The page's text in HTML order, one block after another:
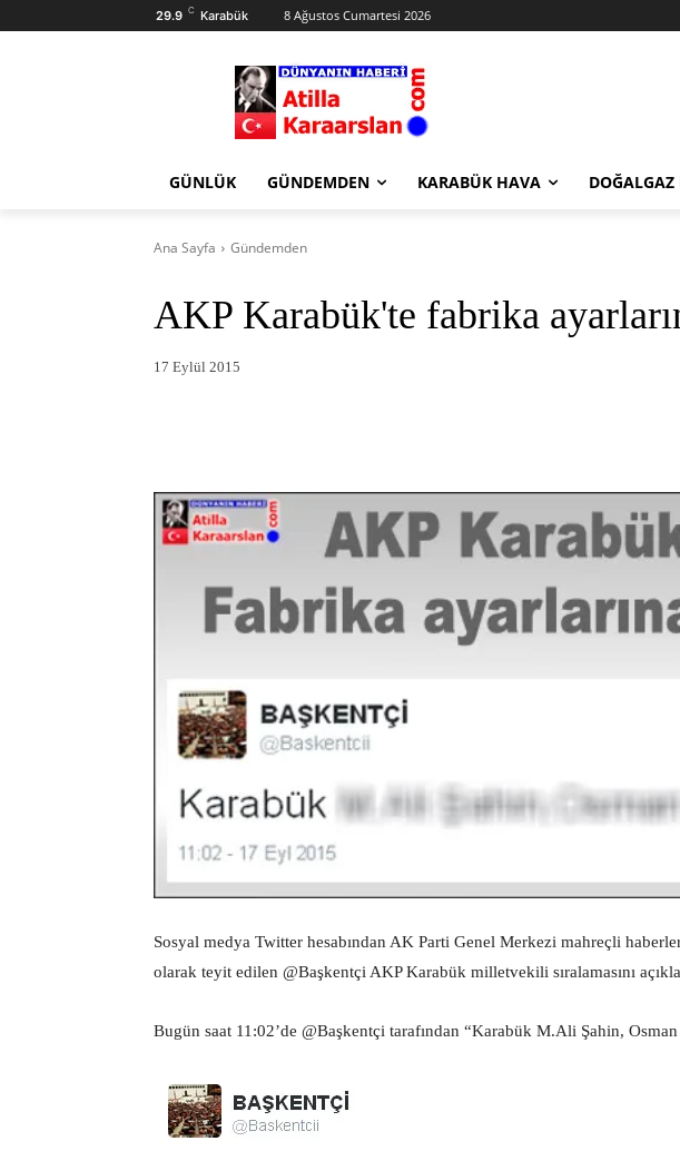
29.9 C Karabük 8 Ağustos Cumartesi 2026
GÜNLÜK GÜNDEMDEN KARABÜK HAVA
Ana Sayfa Gündemden
AKP Karabük'te fabrika
17 Eylül 2015
Sosyal medya Twitter hesabından AK Parti Genel Merkezi mahreçli
olarak teyit edilen @Başkentçi AKP Karabük milletvekili sıralamasını
Bugün saat 11:02’de @Başkentçi tarafından “Karabük M.Ali Şahin,